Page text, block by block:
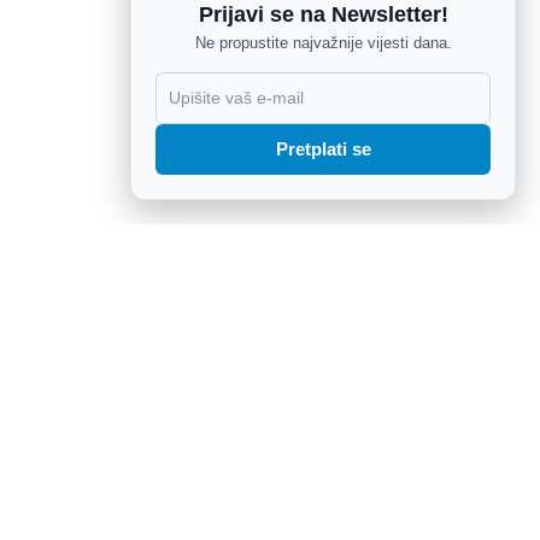
Prijavi se na Newsletter!
Ne propustite najvažnije vijesti dana.
Pretplati se